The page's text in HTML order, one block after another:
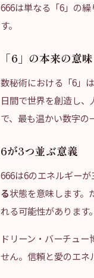
666は単なる「6」の
す。
「6」の本来の意味
数秘術における「6」は
日間で世界を創造し
で、最も温かい数字の
6が3つ並ぶ意義
666は6のエネルギーが
る状態を意味します。
れる可能性があります
ドリーン・バーチュ
せん。信頼と愛のエネ